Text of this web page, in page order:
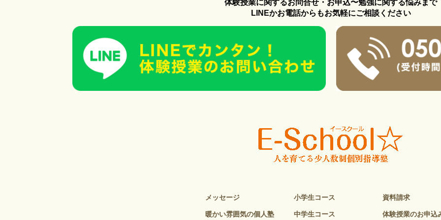
体験授業に関するお問合せ・お申込〜勉強に関する悩みまで
LINEかお電話からもお気軽にご相談ください
メッセージ
暖かい雰囲気の個人塾
小学生コース
中学生コース
資料請求
体験授業のお申込